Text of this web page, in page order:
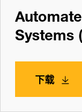
Systems
下载